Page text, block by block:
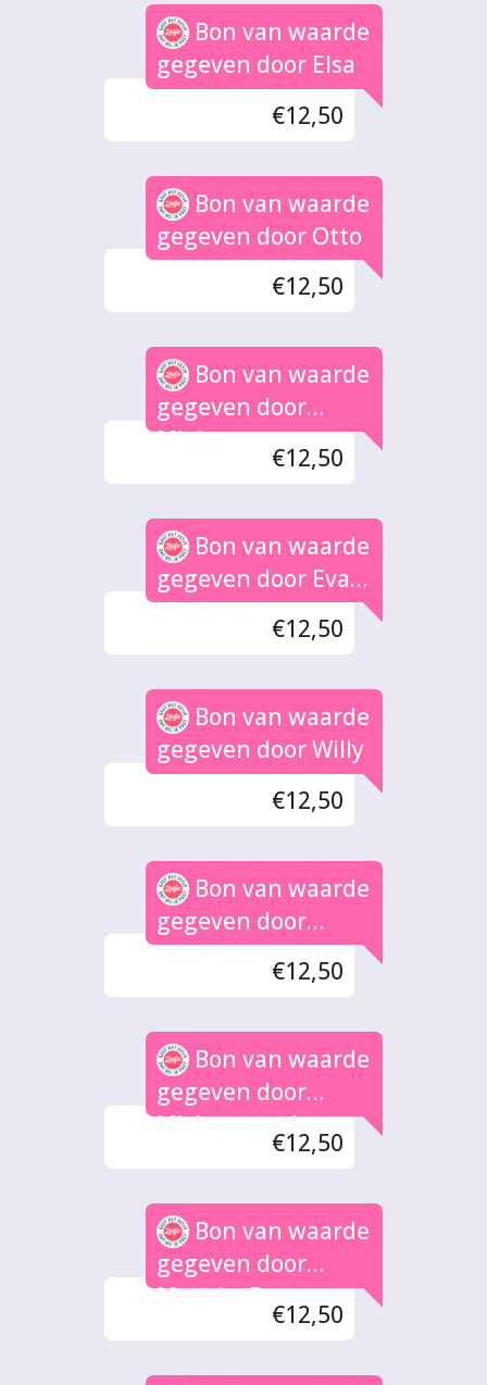
Bon van waarde
gegeven door Elsa
€12,50
Bon van waarde
gegeven door Otto
€12,50
Bon van waarde
gegeven door
Mieke
€12,50
Bon van waarde
gegeven door Eva
Allersma
€12,50
Bon van waarde
gegeven door Willy
€12,50
Bon van waarde
gegeven door
Teunissen
€12,50
Bon van waarde
gegeven door
Michon ossel
€12,50
Bon van waarde
gegeven door
Mariska B.
€12,50